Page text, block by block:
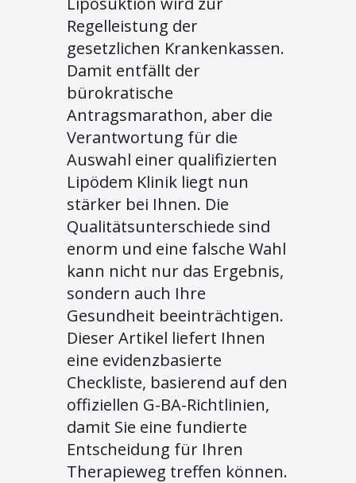
Regelleistung der
gesetzlichen Krankenkassen.
Damit entfällt der
bürokratische
Antragsmarathon, aber die
Verantwortung für die
Auswahl einer qualifizierten
Lipödem Klinik liegt nun
stärker bei Ihnen. Die
Qualitätsunterschiede sind
enorm und eine falsche Wahl
kann nicht nur das Ergebnis,
sondern auch Ihre
Gesundheit beeinträchtigen.
Dieser Artikel liefert Ihnen
eine evidenzbasierte
Checkliste, basierend auf den
offiziellen G-BA-Richtlinien,
damit Sie eine fundierte
Entscheidung für Ihren
Therapieweg treffen können.